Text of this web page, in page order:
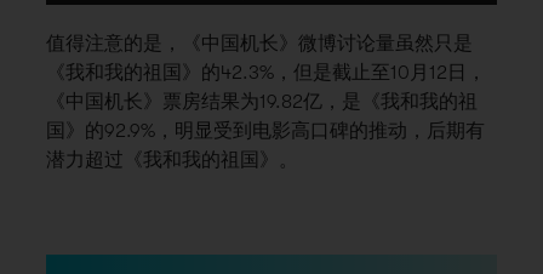
值得注意的是，《中国机长》微博讨论量虽然只是
《我和我的祖国》的42.3%，但是截止至10月12日，
《中国机长》票房结果为19.82亿，是《我和我的祖
国》的92.9%，明显受到电影高口碑的推动，后期有
潜力超过《我和我的祖国》。